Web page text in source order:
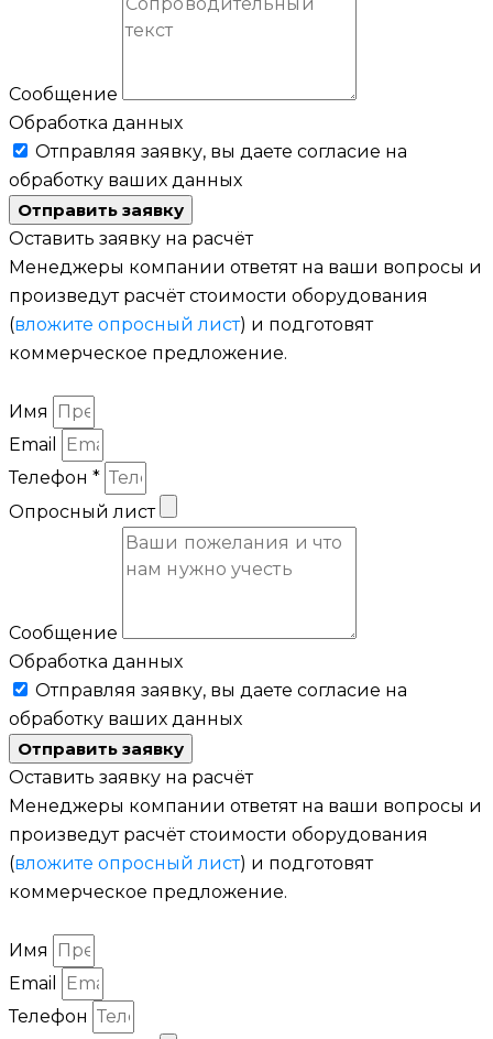
Сообщение
Обработка данных
Отправляя заявку, вы даете согласие на
обработку ваших данных
Отправить заявку
Оставить заявку на расчёт
Менеджеры компании ответят на ваши вопросы и
произведут расчёт стоимости оборудования
(вложите опросный лист) и подготовят
коммерческое предложение.
Имя
Email
Телефон *
Опросный лист
Сообщение
Обработка данных
Отправляя заявку, вы даете согласие на
обработку ваших данных
Отправить заявку
Оставить заявку на расчёт
Менеджеры компании ответят на ваши вопросы и
произведут расчёт стоимости оборудования
(вложите опросный лист) и подготовят
коммерческое предложение.
Имя
Email
Телефон